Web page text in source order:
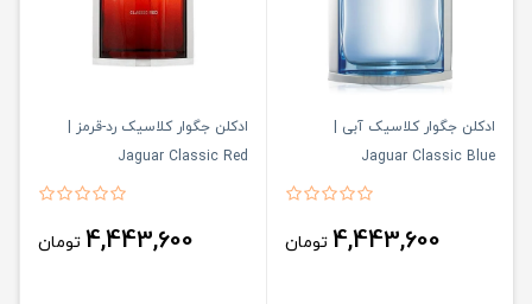
ادکلن جگوار کلاسیک آبی |
Jaguar Classic Blue
4,443,600 تومان
ادکلن جگوار کلاسیک رد-قرمز |
Jaguar Classic Red
4,443,600 تومان